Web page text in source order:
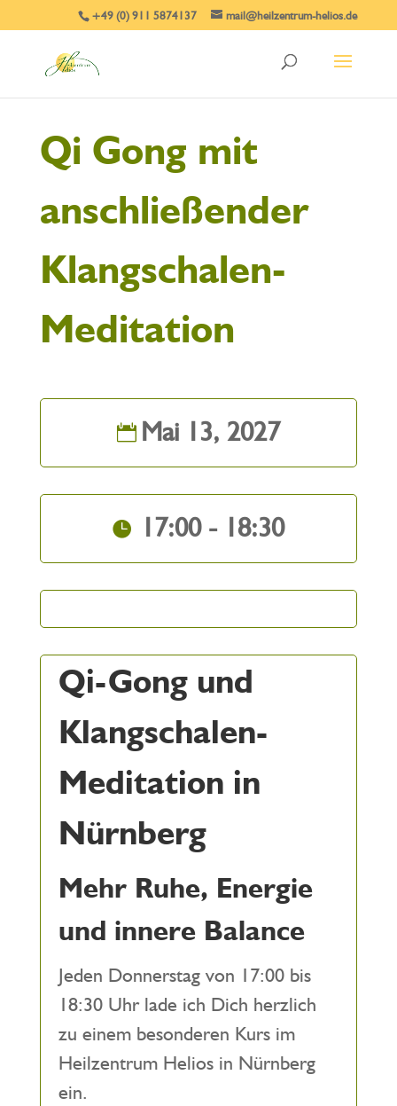
+49 (0) 911 5874137 mail@heilzentrum-helios.de
Qi Gong mit
anschließender
Klangschalen-
Meditation
Mai 13, 2027
17:00 - 18:30
Qi-Gong und
Klangschalen-
Meditation in
Nürnberg
Mehr Ruhe, Energie
und innere Balance
Jeden Donnerstag von 17:00 bis
18:30 Uhr lade ich Dich herzlich
zu einem besonderen Kurs im
Heilzentrum Helios in Nürnberg
ein.